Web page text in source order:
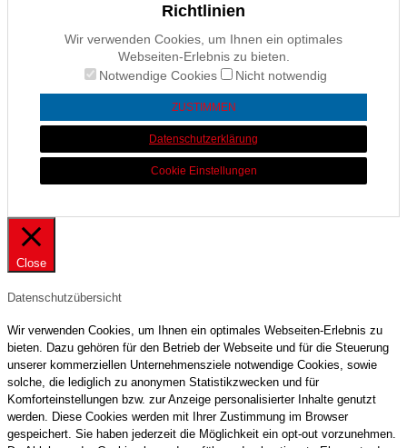
Richtlinien
Wir verwenden Cookies, um Ihnen ein optimales
Webseiten-Erlebnis zu bieten.
Notwendige Cookies
Nicht notwendig
ZUSTIMMEN
Datenschutzerklärung
Cookie Einstellungen
Close
Datenschutzübersicht
Wir verwenden Cookies, um Ihnen ein optimales Webseiten-Erlebnis zu
bieten. Dazu gehören für den Betrieb der Webseite und für die Steuerung
unserer kommerziellen Unternehmensziele notwendige Cookies, sowie
solche, die lediglich zu anonymen Statistikzwecken und für
Komforteinstellungen bzw. zur Anzeige personalisierter Inhalte genutzt
werden. Diese Cookies werden mit Ihrer Zustimmung im Browser
gespeichert. Sie haben jederzeit die Möglichkeit ein opt-out vorzunehmen.